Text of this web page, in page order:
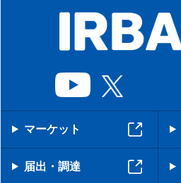
マーケット
届出・調達